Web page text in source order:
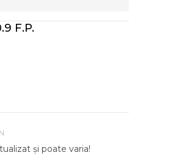
F.P.
și poate varia!